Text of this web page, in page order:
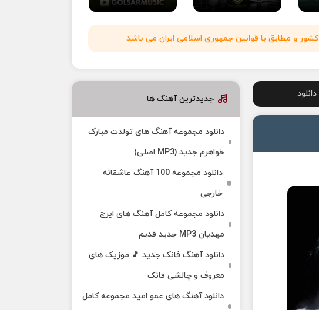
و مطابق با قوانین جمهوری اسلامی ایران می باشد
جدیدترین آهنگ ها
دانلود مجموعه آهنگ های تولدت مبارک
خواهرم جدید (MP3 اصلی)
دانلود مجموعه 100 آهنگ عاشقانه
خارجی
دانلود مجموعه کامل آهنگ های ایرج
مهدیان MP3 جدید قدیم
دانلود آهنگ فانک جدید 🎵 موزیک‌ های
معروف و چالشی فانک
دانلود آهنگ های عمو امید مجموعه کامل